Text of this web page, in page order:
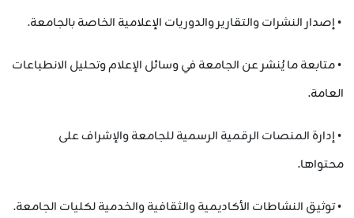
• إصدار النشرات والتقارير والدوريات الإعلامية الخاصة بالجامعة.
• متابعة ما يُنشر عن الجامعة في وسائل الإعلام وتحليل الانطباعات
العامة.
• إدارة المنصات الرقمية الرسمية للجامعة والإشراف على
محتواها.
• توثيق النشاطات الأكاديمية والثقافية والخدمية لكليات الجامعة.